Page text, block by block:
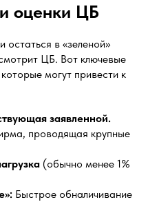
оценки ЦБ
в «зеленой»
ЦБ. Вот ключевые
которые могут привести к
заявленной.
проводящая крупные
(обычно менее 1%
Быстрое обналичивание